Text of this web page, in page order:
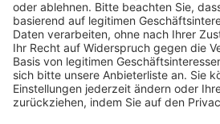
BFV-Geschäftsstellen
Trainerbörse
Login SpielPlus
FOLGE DEM BFV